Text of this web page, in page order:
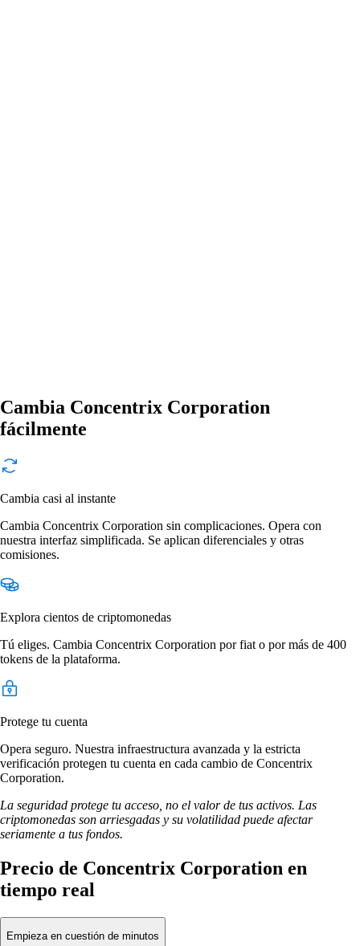
Cambia Concentrix Corporation
fácilmente
Cambia casi al instante
Cambia Concentrix Corporation sin complicaciones. Opera con
nuestra interfaz simplificada. Se aplican diferenciales y otras
comisiones.
Explora cientos de criptomonedas
Tú eliges. Cambia Concentrix Corporation por fiat o por más de 400
tokens de la plataforma.
Protege tu cuenta
Opera seguro. Nuestra infraestructura avanzada y la estricta
verificación protegen tu cuenta en cada cambio de Concentrix
Corporation.
La seguridad protege tu acceso, no el valor de tus activos. Las
criptomonedas son arriesgadas y su volatilidad puede afectar
seriamente a tus fondos.
Precio de Concentrix Corporation en
tiempo real
Empieza en cuestión de minutos